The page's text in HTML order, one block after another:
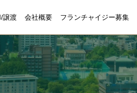
譲渡 会社概要 フランチャイジー募集